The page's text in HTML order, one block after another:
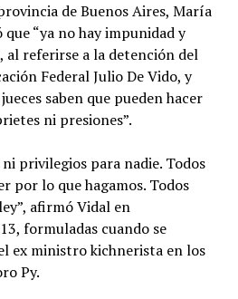
de Buenos Aires, María
“ya no hay impunidad y
al referirse a la detención del
Federal Julio De Vido, y
saben que pueden hacer
ni presiones”.
privilegios para nadie. Todos
por lo que hagamos. Todos
afirmó Vidal en
formuladas cuando se
ex ministro kichnerista en los
Py.